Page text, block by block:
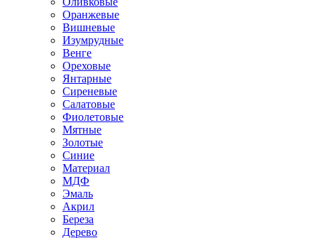
Оранжевые
Вишневые
Изумрудные
Венге
Ореховые
Янтарные
Сиреневые
Салатовые
Фиолетовые
Мятные
Золотые
Синие
Материал
МДФ
Эмаль
Акрил
Береза
Дерево